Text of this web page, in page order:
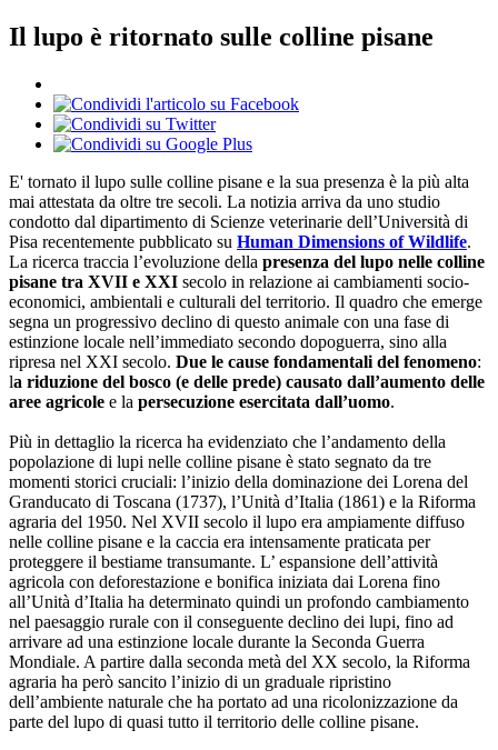
Il lupo è ritornato sulle colline pisane
E' tornato il lupo sulle colline pisane e la sua presenza è la più alta
mai attestata da oltre tre secoli. La notizia arriva da uno studio
condotto dal dipartimento di Scienze veterinarie dell’Università di
Pisa recentemente pubblicato su Human Dimensions of Wildlife.
La ricerca traccia l’evoluzione della presenza del lupo nelle colline
pisane tra XVII e XXI secolo in relazione ai cambiamenti socio-
economici, ambientali e culturali del territorio. Il quadro che emerge
segna un progressivo declino di questo animale con una fase di
estinzione locale nell’immediato secondo dopoguerra, sino alla
ripresa nel XXI secolo. Due le cause fondamentali del fenomeno:
la riduzione del bosco (e delle prede) causato dall’aumento delle
aree agricole e la persecuzione esercitata dall’uomo.
Più in dettaglio la ricerca ha evidenziato che l’andamento della
popolazione di lupi nelle colline pisane è stato segnato da tre
momenti storici cruciali: l’inizio della dominazione dei Lorena del
Granducato di Toscana (1737), l’Unità d’Italia (1861) e la Riforma
agraria del 1950. Nel XVII secolo il lupo era ampiamente diffuso
nelle colline pisane e la caccia era intensamente praticata per
proteggere il bestiame transumante. L’ espansione dell’attività
agricola con deforestazione e bonifica iniziata dai Lorena fino
all’Unità d’Italia ha determinato quindi un profondo cambiamento
nel paesaggio rurale con il conseguente declino dei lupi, fino ad
arrivare ad una estinzione locale durante la Seconda Guerra
Mondiale. A partire dalla seconda metà del XX secolo, la Riforma
agraria ha però sancito l’inizio di un graduale ripristino
dell’ambiente naturale che ha portato ad una ricolonizzazione da
parte del lupo di quasi tutto il territorio delle colline pisane.